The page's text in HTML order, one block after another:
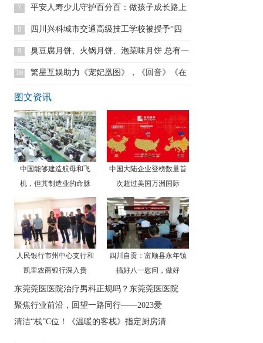
7
平安人寿少儿守护百分百：做孩子成长路上
8
四川兴科城市交通高级技工学校被授予“四
9 臭豆腐月饼、火锅月饼、泡菜味月饼 总有一
10
繁星互娱助力《宠妃凰图》，《回音》《在
图文资讯
中国能够建造航母和飞
机，但其制造业的命脉
中国大陆企业登榜数量首
次超过美国万洲国际
人民银行市州中心支行和
凯里农商银行深入贵
四川自贡：富顺县永年镇
搞好八一慰问，做好
东莞莞医医院治疗男科正规吗？东莞莞医医院
聚焦行业前沿，回望一路同行——2023爱
清洁“栈”C位！《温暖的客栈》指定厨房清